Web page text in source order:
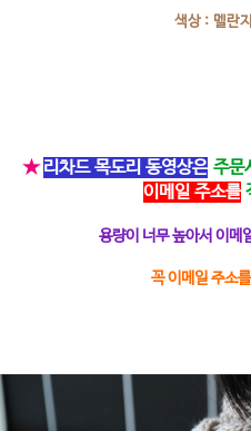
색상 : 멜란
★ 리차드 목도리 동영상은 주문
이메일 주소를
용량이 너무 높아서 이메
꼭 이메일 주소